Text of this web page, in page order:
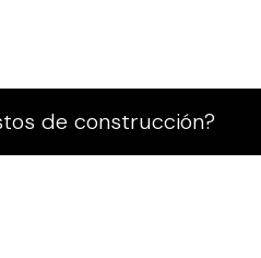
de construcción?